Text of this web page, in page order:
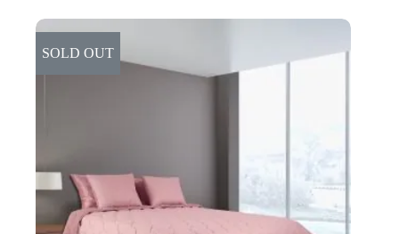
SOLD OUT